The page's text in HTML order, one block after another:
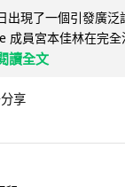
出現了一個引發廣
成員宮本佳林在完
讀全文
分享